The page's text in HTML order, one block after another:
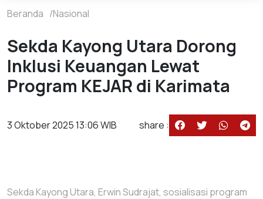
Beranda Nasional
Sekda Kayong Utara Dorong
Inklusi Keuangan Lewat
Program KEJAR di Karimata
3 Oktober 2025 13:06 WIB share :
Sekda Kayong Utara, Erwin Sudrajat, sosialisasi program